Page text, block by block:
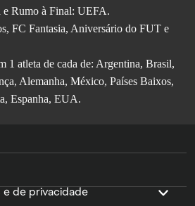
e Rumo à Final: UEFA.
FC Fantasia, Aniversário do FUT e
1 atleta de cada de: Argentina, Brasil,
Alemanha, México, Países Baixos,
Espanha, EUA.
de privacidade